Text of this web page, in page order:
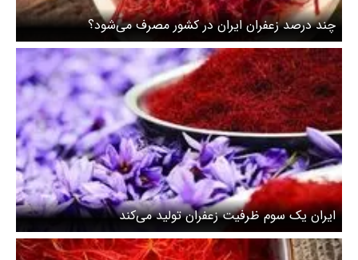
چند درصد زعفران ایران در کشور مصرف می‌شود؟
ایران یک سوم ظرفیت زعفران تولید می‌کند